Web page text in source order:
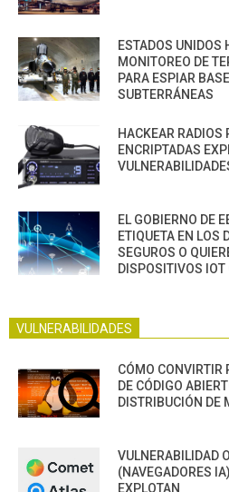
ESTADOS UNIDOS
MONITOREO DE
PARA ESPIAR
SUBTERRÁNEAS
HACKEAR RADIOS
ENCRIPTADAS
EL GOBIERNO DE
ETIQUETA EN LOS
SEGUROS O
DISPOSITIVOS IOT
VULNERABILIDADES
CÓMO CONVIRTIR
DE CÓDIGO
DISTRIBUCIÓN DE
VULNERABILIDAD
(NAVEGADORES
EXPLOTAN